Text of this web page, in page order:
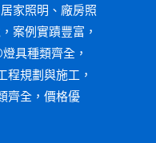
家照明、廠房照
案例實蹟豐富，
具種類齊全，
程規劃與施工，
齊全，價格優